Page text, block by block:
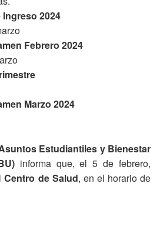
2024
Febrero 2024
Marzo 2024
Estudiantiles y Bienestar
informa que, el 5 de febrero,
Centro de Salud, en el horario de